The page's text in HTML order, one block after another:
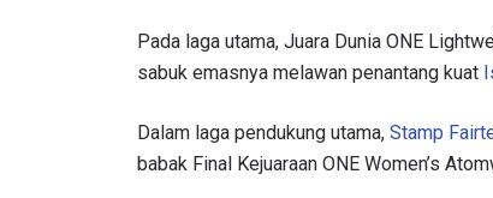
Pada laga utama, Juara Dunia ONE
sabuk emasnya melawan penantang kuat
Dalam laga pendukung utama, Stamp
babak Final Kejuaraan ONE Women’s